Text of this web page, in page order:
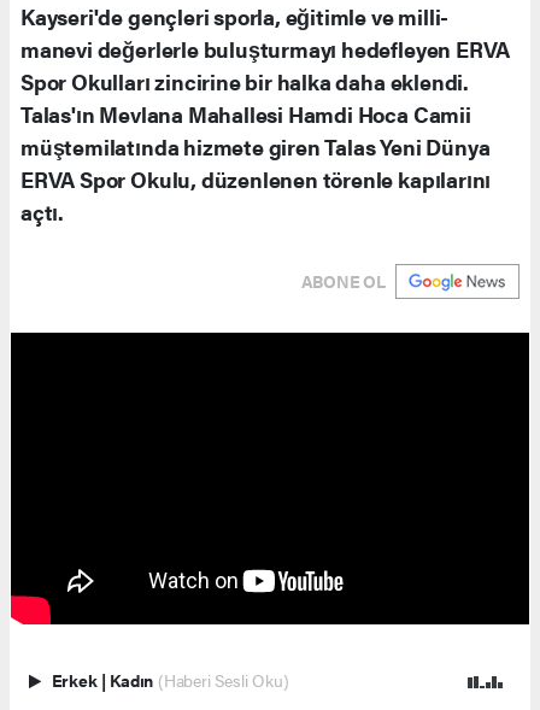
Kayseri'de gençleri sporla, eğitimle ve milli-
manevi değerlerle buluşturmayı hedefleyen ERVA
Spor Okulları zincirine bir halka daha eklendi.
Talas'ın Mevlana Mahallesi Hamdi Hoca Camii
müştemilatında hizmete giren Talas Yeni Dünya
ERVA Spor Okulu, düzenlenen törenle kapılarını
açtı.
ABONE OL
Erkek | Kadın (Haberi Sesli Oku)